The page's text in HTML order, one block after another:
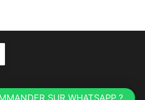
SUR WHATSAPP ?